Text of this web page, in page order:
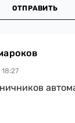
ОТПРАВИТЬ